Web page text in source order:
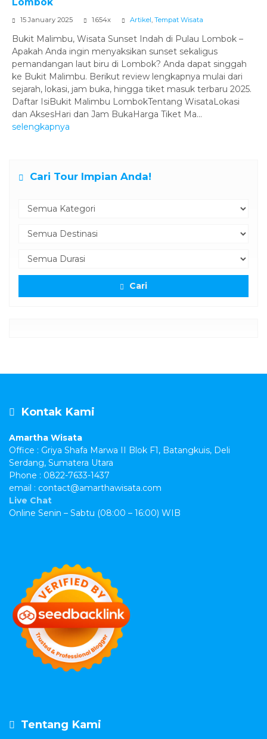
15 January 2025 1.654x Artikel, Tempat Wisata
Bukit Malimbu, Wisata Sunset Indah di Pulau Lombok –
Apakah Anda ingin menyaksikan sunset sekaligus
pemandangan laut biru di Lombok? Anda dapat singgah
ke Bukit Malimbu. Berikut review lengkapnya mulai dari
sejarah, lokasi, jam buka, hingga tiket masuk terbaru 2025.
Daftar IsiBukit Malimbu LombokTentang WisataLokasi
dan AksesHari dan Jam BukaHarga Tiket Ma...
selengkapnya
Cari Tour Impian Anda!
Cari
Kontak Kami
Amartha Wisata
Office : Griya Shafa Marwa II Blok F1, Batangkuis, Deli
Serdang, Sumatera Utara
Phone : 0822-7633-1437
email : contact@amarthawisata.com
Live Chat
Online Senin – Sabtu (08:00 – 16:00) WIB
Tentang Kami